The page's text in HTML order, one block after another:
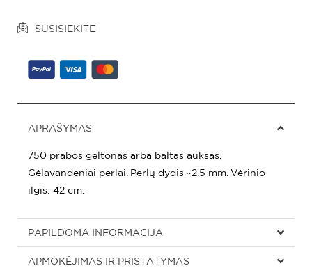
SUSISIEKITE
APRAŠYMAS
750 prabos geltonas arba baltas auksas.
Gėlavandeniai perlai. Perlų dydis ~2.5 mm. Vėrinio
ilgis: 42 cm.
PAPILDOMA INFORMACIJA
APMOKĖJIMAS IR PRISTATYMAS